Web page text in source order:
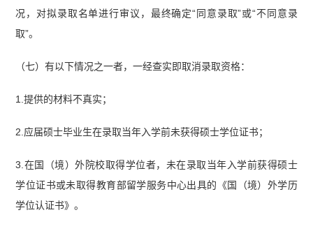
况，对拟录取名单进行审议，最终确定“同意录取”或“不同意录
取”。
（七）有以下情况之一者，一经查实即取消录取资格：
1.提供的材料不真实；
2.应届硕士毕业生在录取当年入学前未获得硕士学位证书；
3.在国（境）外院校取得学位者，未在录取当年入学前获得硕士
学位证书或未取得教育部留学服务中心出具的《国（境）外学历
学位认证书》。